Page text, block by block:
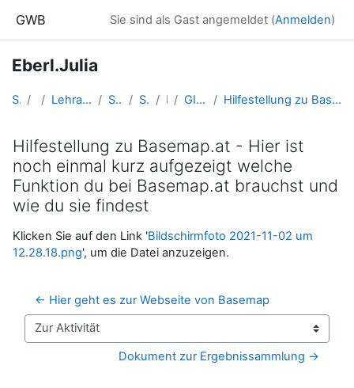
GWB Sie sind als Gast angemeldet (Anmelden)
Eberl.Julia
Startseite Kurse Lehramtsausbildung GW im Cluster Österreich Mitte Studentische Lernkurse Studienbeginn 2020 Eberl.Julia GIS-Day Arbeitsaufgaben + A 27.1 Hilfestellung zu Basemap.at - Hier ist noch einmal kurz aufgezeigt welche Funktion du bei Basemap.at brauchst und wie du sie findest
Hilfestellung zu Basemap.at - Hier ist
noch einmal kurz aufgezeigt welche
Funktion du bei Basemap.at brauchst und
wie du sie findest
Abschlussbedingungen
Klicken Sie auf den Link 'Bildschirmfoto 2021-11-02 um
12.28.18.png', um die Datei anzuzeigen.
← Hier geht es zur Webseite von Basemap
Zur Aktivität
Dokument zur Ergebnissammlung →